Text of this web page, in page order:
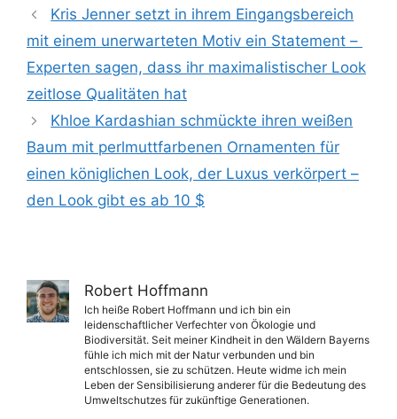
Kris Jenner setzt in ihrem Eingangsbereich
mit einem unerwarteten Motiv ein Statement – ​​
Experten sagen, dass ihr maximalistischer Look
zeitlose Qualitäten hat
Khloe Kardashian schmückte ihren weißen
Baum mit perlmuttfarbenen Ornamenten für
einen königlichen Look, der Luxus verkörpert –
den Look gibt es ab 10 $
Robert Hoffmann
Ich heiße Robert Hoffmann und ich bin ein
leidenschaftlicher Verfechter von Ökologie und
Biodiversität. Seit meiner Kindheit in den Wäldern Bayerns
fühle ich mich mit der Natur verbunden und bin
entschlossen, sie zu schützen. Heute widme ich mein
Leben der Sensibilisierung anderer für die Bedeutung des
Umweltschutzes für zukünftige Generationen.